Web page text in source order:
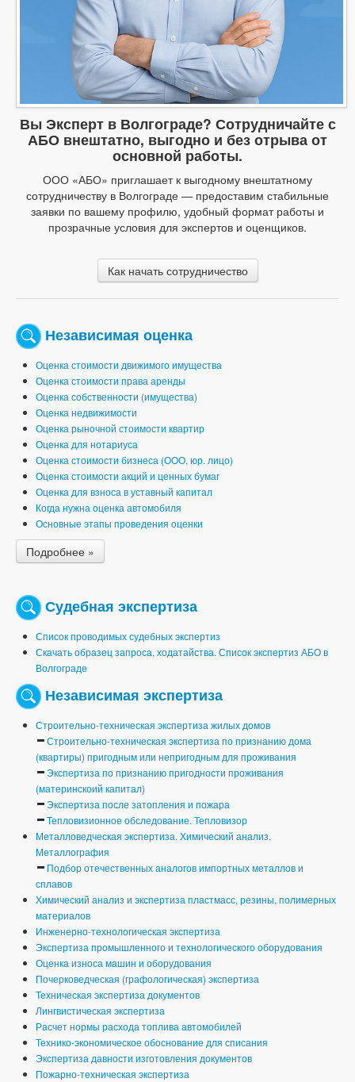
Вы Эксперт в Волгограде? Сотрудничайте с
АБО внештатно, выгодно и без отрыва от
основной работы.
ООО «АБО» приглашает к выгодному внештатному
сотрудничеству в Волгограде — предоставим стабильные
заявки по вашему профилю, удобный формат работы и
прозрачные условия для экспертов и оценщиков.
Как начать сотрудничество
Независимая оценка
Оценка стоимости движимого имущества
Оценка стоимости права аренды
Оценка собственности (имущества)
Оценка недвижимости
Оценка рыночной стоимости квартир
Оценка для нотариуса
Оценка стоимости бизнеса (ООО, юр. лицо)
Оценка стоимости акций и ценных бумаг
Оценка для взноса в уставный капитал
Когда нужна оценка автомобиля
Основные этапы проведения оценки
Подробнее »
Судебная экспертиза
Список проводимых судебных экспертиз
Скачать образец запроса, ходатайства. Список экспертиз АБО в
Волгограде
Независимая экспертиза
Строительно-техническая экспертиза жилых домов
Строительно-техническая экспертиза по признанию дома
(квартиры) пригодным или непригодным для проживания
Экспертиза по признанию пригодности проживания
(материнскоий капитал)
Экспертиза после затопления и пожара
Тепловизионное обследование. Тепловизор
Металловедческая экспертиза. Химический анализ.
Металлография
Подбор отечественных аналогов импортных металлов и
сплавов
Химический анализ и экспертиза пластмасс, резины, полимерных
материалов
Инженерно-технологическая экспертиза
Экспертиза промышленного и технологического оборудования
Оценка износа машин и оборудования
Почерковедческая (графологическая) экспертиза
Техническая экспертиза документов
Лингвистическая экспертиза
Расчет нормы расхода топлива автомобилей
Технико-экономическое обоснование для списания
Экспертиза давности изготовления документов
Пожарно-техническая экспертиза